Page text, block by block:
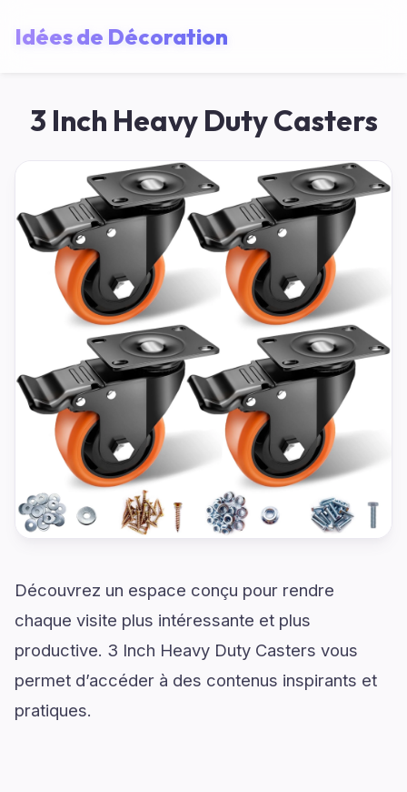
Idées de Décoration
3 Inch Heavy Duty Casters
Découvrez un espace conçu pour rendre
chaque visite plus intéressante et plus
productive. 3 Inch Heavy Duty Casters vous
permet d’accéder à des contenus inspirants et
pratiques.